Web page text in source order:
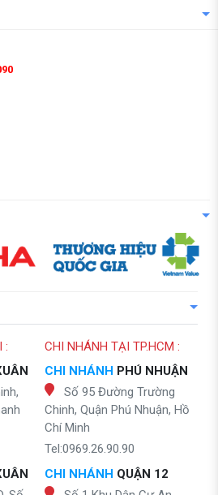
:
CHI NHÁNH TẠI TP.HCM :
CHI NHÁNH PHÚ NHUẬN
Số 95 Đường Trường
Chinh, Quận Phú Nhuận, Hồ
Chí Minh
Tel:0969.26.90.90
CHI NHÁNH QUẬN 12